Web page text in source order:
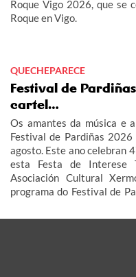
Roque Vigo 2026, que se
Roque en Vigo.
QUECHEPARECE
Festival de
cartel…
Os amantes da música e
Festival de Pardiñas
agosto. Este ano celebran
esta Festa de Interese
Asociación Cultural
programa do Festival de